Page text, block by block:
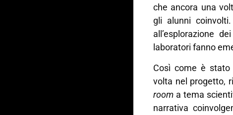
che ancora una
gli alunni
all’esplorazione
laboratori fanno
Così come è
volta nel progetto,
rooma tema
narrativa